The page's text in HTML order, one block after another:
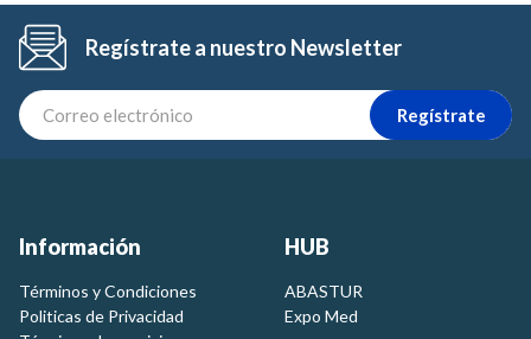
Regístrate a nuestro Newsletter
Regístrate
Información
Términos y Condiciones
Politicas de Privacidad
HUB
ABASTUR
Expo Med